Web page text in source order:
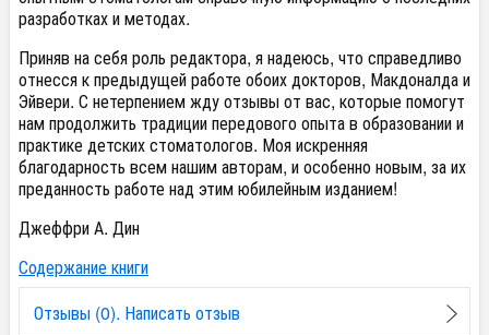
разработках и методах.
Приняв на себя роль редактора, я надеюсь, что справедливо
отнесся к предыдущей работе обоих докторов, Макдоналда и
Эйвери. С нетерпением жду отзывы от вас, которые помогут
нам продолжить традиции передового опыта в образовании и
практике детских стоматологов. Моя искренняя
благодарность всем нашим авторам, и особенно новым, за их
преданность работе над этим юбилейным изданием!
Джеффри А. Дин
Содержание книги
Отзывы (0). Написать отзыв